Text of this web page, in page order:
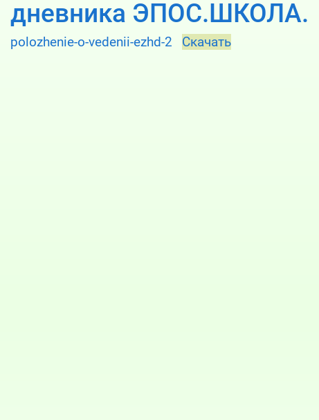
дневника ЭПОС.ШКОЛА.
polozhenie-o-vedenii-ezhd-2 Скачать